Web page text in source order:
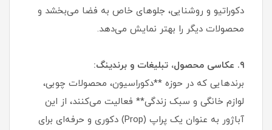
دکوراتیو و روشنایی، جلوهای خاص به فضا می‌بخشد و
محصولات دیگر را بهتر نمایش می‌دهد.
۹. عکاسی محصول، تبلیغات و برندینگ:
برندهایی که در حوزه **دکوراسیون، محصولات چوبی،
لوازم خانگی و سبک زندگی** فعالیت می‌کنند، از این
آباژور به عنوان یک پراپ (Prop) دکوری و حرفه‌ای برای